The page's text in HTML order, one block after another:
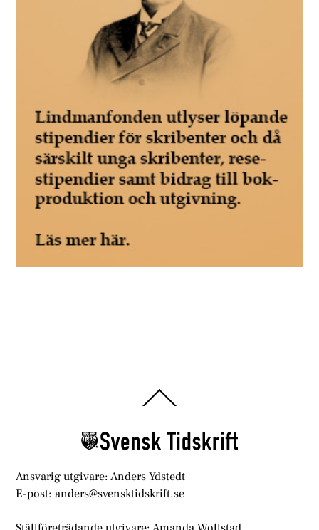
To
Ansvarig utgivare: Anders Ydstedt
E-post: anders@svensktidskrift.se